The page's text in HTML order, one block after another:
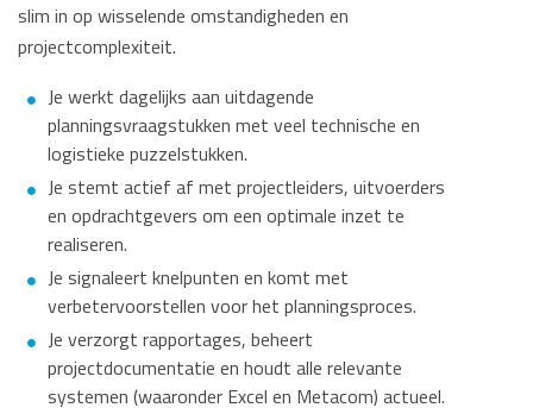
slim in op wisselende omstandigheden en
projectcomplexiteit.
Je werkt dagelijks aan uitdagende
planningsvraagstukken met veel technische en
logistieke puzzelstukken.
Je stemt actief af met projectleiders, uitvoerders
en opdrachtgevers om een optimale inzet te
realiseren.
Je signaleert knelpunten en komt met
verbetervoorstellen voor het planningsproces.
Je verzorgt rapportages, beheert
projectdocumentatie en houdt alle relevante
systemen (waaronder Excel en Metacom) actueel.